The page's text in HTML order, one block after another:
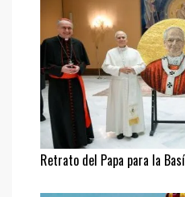
Retrato del Papa para la